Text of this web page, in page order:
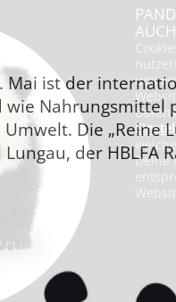
Mai ist der
Die „Reine
der HBLFA
uns
Deine